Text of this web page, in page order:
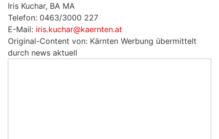
Iris Kuchar, BA MA
Telefon: 0463/3000 227
E-Mail: iris.kuchar@kaernten.at
Original-Content von: Kärnten Werbung übermittelt
durch news aktuell